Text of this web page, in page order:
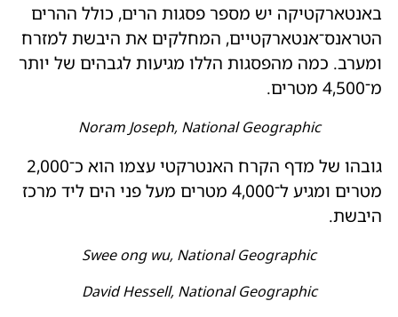
באנטארקטיקה יש מספר פסגות הרים, כולל ההרים
הטראנס־אנטארקטיים, המחלקים את היבשת למזרח
ומערב. כמה מהפסגות הללו מגיעות לגבהים של יותר
מ־4,500 מטרים.
Noram Joseph, National Geographic
גובהו של מדף הקרח האנטרקטי עצמו הוא כ־2,000
מטרים ומגיע ל־4,000 מטרים מעל פני הים ליד מרכז
היבשת.
Swee ong wu, National Geographic
David Hessell, National Geographic